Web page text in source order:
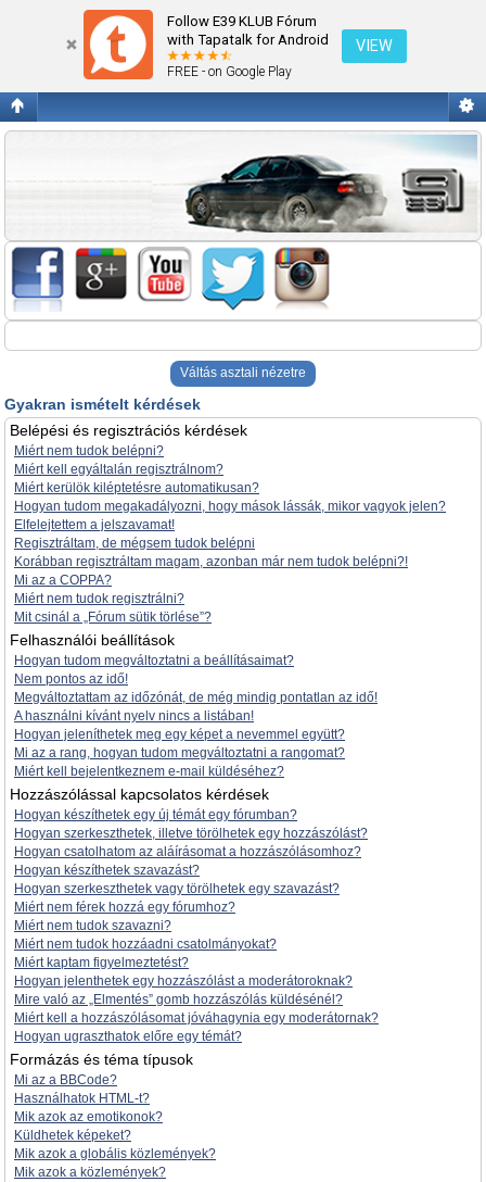
Follow E39 KLUB Fórum
with Tapatalk for Android
FREE - on Google Play
VIEW
Gyakran ismételt kérdések
Váltás asztali nézetre
Gyakran ismételt kérdések
Belépési és regisztrációs kérdések
Miért nem tudok belépni?
Miért kell egyáltalán regisztrálnom?
Miért kerülök kiléptetésre automatikusan?
Hogyan tudom megakadályozni, hogy mások lássák, mikor vagyok jelen?
Elfelejtettem a jelszavamat!
Regisztráltam, de mégsem tudok belépni
Korábban regisztráltam magam, azonban már nem tudok belépni?!
Mi az a COPPA?
Miért nem tudok regisztrálni?
Mit csinál a „Fórum sütik törlése”?
Felhasználói beállítások
Hogyan tudom megváltoztatni a beállításaimat?
Nem pontos az idő!
Megváltoztattam az időzónát, de még mindig pontatlan az idő!
A használni kívánt nyelv nincs a listában!
Hogyan jeleníthetek meg egy képet a nevemmel együtt?
Mi az a rang, hogyan tudom megváltoztatni a rangomat?
Miért kell bejelentkeznem e-mail küldéséhez?
Hozzászólással kapcsolatos kérdések
Hogyan készíthetek egy új témát egy fórumban?
Hogyan szerkeszthetek, illetve törölhetek egy hozzászólást?
Hogyan csatolhatom az aláírásomat a hozzászólásomhoz?
Hogyan készíthetek szavazást?
Hogyan szerkeszthetek vagy törölhetek egy szavazást?
Miért nem férek hozzá egy fórumhoz?
Miért nem tudok szavazni?
Miért nem tudok hozzáadni csatolmányokat?
Miért kaptam figyelmeztetést?
Hogyan jelenthetek egy hozzászólást a moderátoroknak?
Mire való az „Elmentés” gomb hozzászólás küldésénél?
Miért kell a hozzászólásomat jóváhagynia egy moderátornak?
Hogyan ugraszthatok előre egy témát?
Formázás és téma típusok
Mi az a BBCode?
Használhatok HTML-t?
Mik azok az emotikonok?
Küldhetek képeket?
Mik azok a globális közlemények?
Mik azok a közlemények?